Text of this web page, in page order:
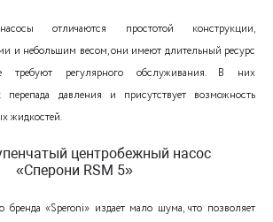
отличаются простотой конструкции,
и небольшим весом, они имеют длительный ресурс
требуют регулярного обслуживания. В них
давления и присутствует возможность
жидкостей.
центробежный насос
«Сперони RSM 5»
бренда «Speroni» издает мало шума, что позволяет